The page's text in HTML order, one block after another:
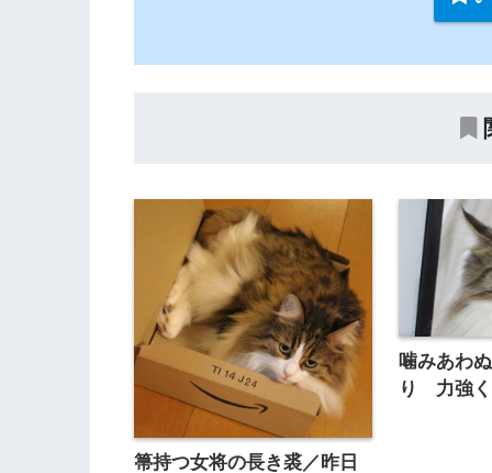
箒持つ女将の長き裘／昨日
噛みあわ
り 力強